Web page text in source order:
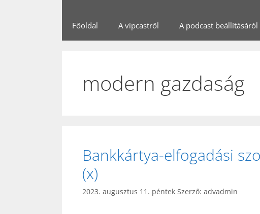
Főoldal A vipcastről A podcast beállításáról
modern gazdaság
Bankkártya-elfogadási
(x)
2023. augusztus 11. péntek Szerző: advadmin